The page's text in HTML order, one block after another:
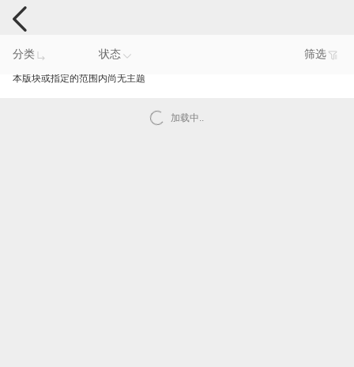
手机反馈
分类 状态 筛选
本版块或指定的范围内尚无主题
加载中..